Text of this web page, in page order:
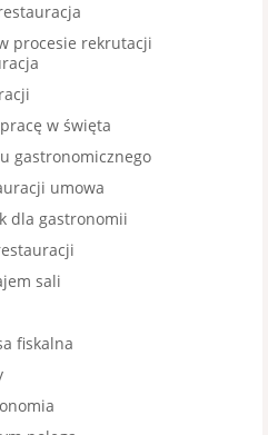
procesie rekrutacji
w święta
gastronomicznego
umowa
dla gastronomii
sali
fiskalna